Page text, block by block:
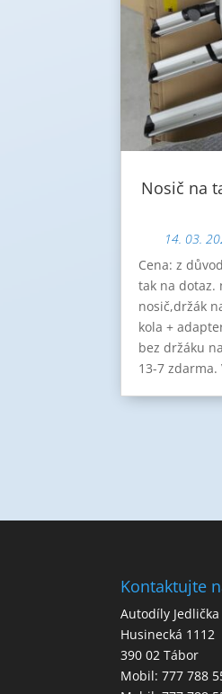
Nosič na
14. 03.
Cena: z
tak na dotaz.
nosič,držák
kola +
bez držáku
13-7
Kontaktujte
Autodíly
Husinecká 1112
390 02 Tábor
Mobil: 777 788